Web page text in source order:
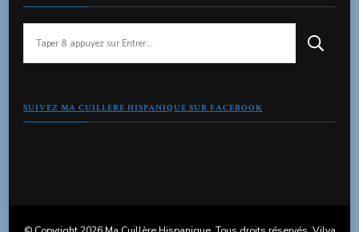
recherchiez
?
SUIVEZ MA CUILLÈRE HISPANIQUE SUR FACEBOOK